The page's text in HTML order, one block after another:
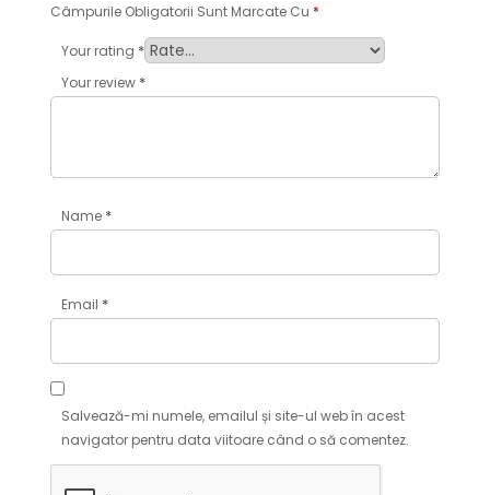
Câmpurile Obligatorii Sunt Marcate Cu *
Your rating *
Your review *
Name *
Email *
Salvează-mi numele, emailul și site-ul web în acest
navigator pentru data viitoare când o să comentez.